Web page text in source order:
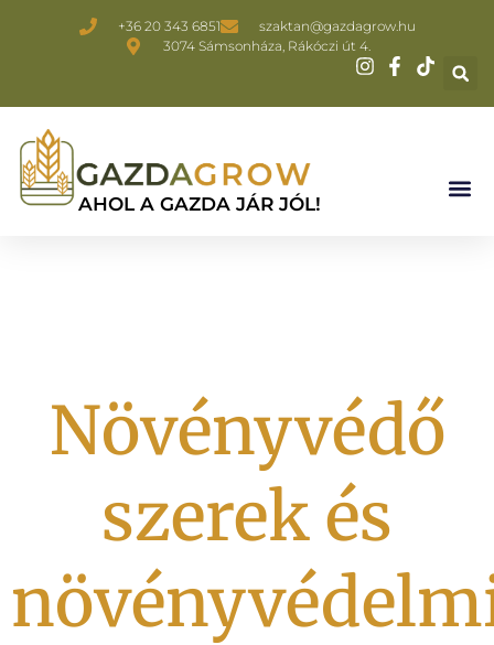
+36 20 343 6851
szaktan@gazdagrow.hu
3074 Sámsonháza, Rákóczi út 4.
AHOL A GAZDA JÁR JÓL!
Növényvédő
szerek és